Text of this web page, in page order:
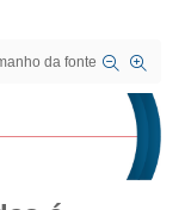
da fonte